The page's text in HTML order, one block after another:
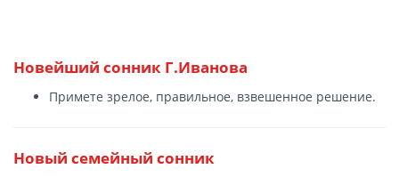
Новейший сонник Г.Иванова
Примете зрелое, правильное, взвешенное решение.
Новый семейный сонник